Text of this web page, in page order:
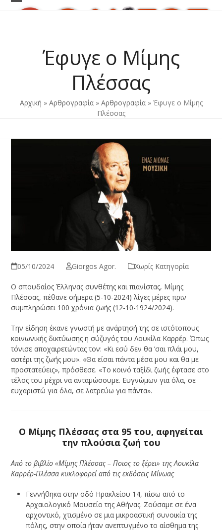
Skip
Open
Close
Έφυγε ο Μίμης
Πλέσσας
Αρχική » Αρθρογραφία» Αρθρογραφία» Έφυγε ο Μίμης
Πλέσσας
05/10/2024 Giorgos Agor. Χωρίς Κατηγορία
Ο σπουδαίος Έλληνας συνθέτης και πιανίστας, Μίμης
Πλέσσας, πέθανε σήμερα (5-10-2024) λίγες μέρες πριν
συμπληρώσει 100 χρόνια ζωής (12-10-1924/2024).
Την είδηση έκανε γνωστή με ανάρτησή της σε ιστότοπους
κοινωνικής δικτύωσης η σύζυγός του Λουκίλα Καρρέρ. Όπως
τόνισε αποχαιρετώντας τον: «Κι εσύ δεν θα ’σαι πλάι μου,
αστέρι της ζωής μου». «Θα είσαι πάντα μέσα μου και θα με
προστατεύεις», πρόσθεσε. «Το κοινό ταξίδι ζωής έφτασε στο
τέλος του μέχρι να ανταμώσουμε. Ευγνώμων για όλα, σε
ευχαριστώ για όλα, σε λατρεύω για πάντα».
Ο Μίμης Πλέσσας στα 95 του, αφηγείται
την πλούσια ζωή του
Από το βιβλίο «Μίμης Πλέσσας – Ποιος το ξέρει» της Λουκίλα
Καρρέρ-Πλέσσα κυκλοφορεί από τις εκδόσεις Μίνωας
Γεννήθηκα στην οδό Ηρακλείου 14, πίσω από το
Αρχαιολογικό Μουσείο της Αθήνας. Ζούσαμε σε ένα
αρχοντικό, χτισμένο σε μια μικροαστική συνοικία της
πόλης, στην οποία ήταν ανεπτυγμένο το αίσθημα της